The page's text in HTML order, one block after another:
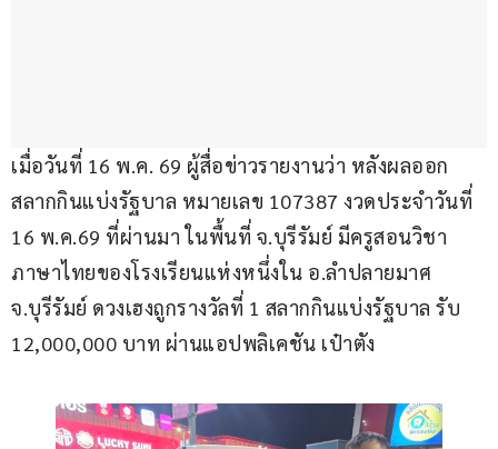
เมื่อวันที่ 16 พ.ค. 69 ผู้สื่อข่าวรายงานว่า หลังผลออก
สลากกินแบ่งรัฐบาล หมายเลข 107387 งวดประจำวันที่
16 พ.ค.69 ที่ผ่านมา ในพื้นที่ จ.บุรีรัมย์ มีครูสอนวิชา
ภาษาไทยของโรงเรียนแห่งหนึ่งใน อ.ลำปลายมาศ
จ.บุรีรัมย์ ดวงเฮงถูกรางวัลที่ 1 สลากกินแบ่งรัฐบาล รับ
12,000,000 บาท ผ่านแอปพลิเคชัน เป๋าตัง